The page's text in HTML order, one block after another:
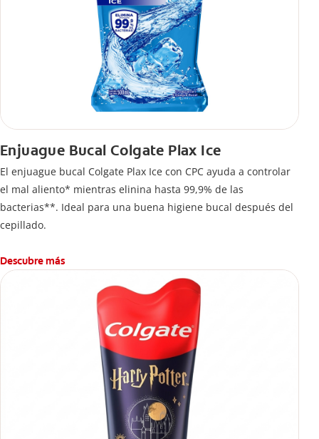
Enjuague Bucal Colgate Plax Ice
El enjuague bucal Colgate Plax Ice con CPC ayuda a controlar
el mal aliento* mientras elinina hasta 99,9% de las
bacterias**. Ideal para una buena higiene bucal después del
cepillado.
Descubre más